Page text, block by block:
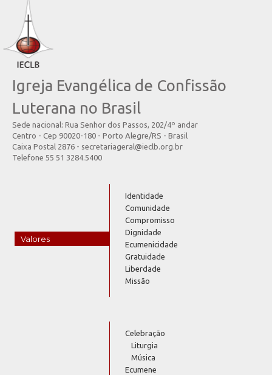
Igreja Evangélica de Confissão
Luterana no Brasil
Sede nacional: Rua Senhor dos Passos, 202/4º andar
Centro - Cep 90020-180 - Porto Alegre/RS - Brasil
Caixa Postal 2876 - secretariageral@ieclb.org.br
Telefone 55 51 3284.5400
Valores
Identidade
Comunidade
Compromisso
Dignidade
Ecumenicidade
Gratuidade
Liberdade
Missão
Celebração
Liturgia
Música
Ecumene